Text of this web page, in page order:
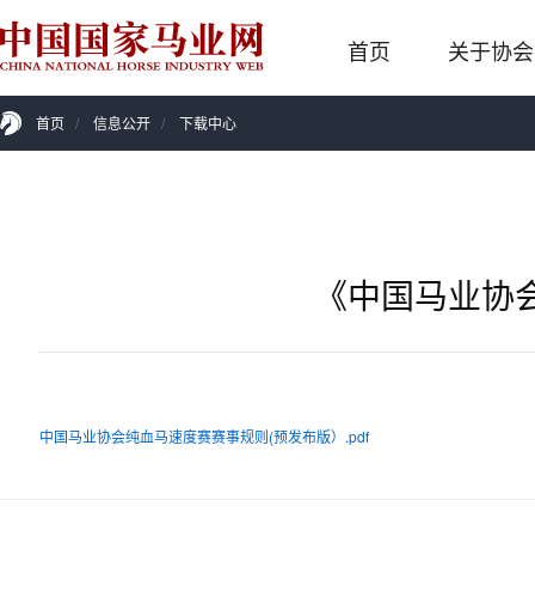
首页 关于协会
首页 / 信息公开 / 下载中心
《中国马业
中国马业协会纯血马速度赛赛事规则(预发布版）.pdf